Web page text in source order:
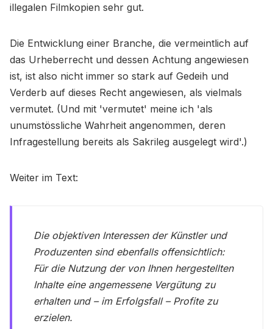
illegalen Filmkopien sehr gut.
Die Entwicklung einer Branche, die vermeintlich auf
das Urheberrecht und dessen Achtung angewiesen
ist, ist also nicht immer so stark auf Gedeih und
Verderb auf dieses Recht angewiesen, als vielmals
vermutet. (Und mit 'vermutet' meine ich 'als
unumstössliche Wahrheit angenommen, deren
Infragestellung bereits als Sakrileg ausgelegt wird'.)
Weiter im Text:
Die objektiven Interessen der Künstler und
Produzenten sind ebenfalls offensichtlich:
Für die Nutzung der von Ihnen hergestellten
Inhalte eine angemessene Vergütung zu
erhalten und – im Erfolgsfall – Profite zu
erzielen.